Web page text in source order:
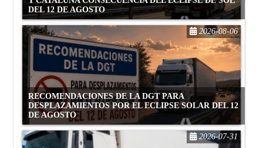
DEL 12 DE AGOSTO
RECOMENDACIONES DE LA DGT PARA
DESPLAZAMIENTOS POR EL ECLIPSE SOLAR DEL 12
DE AGOSTO
2026-08-06
2026-07-31